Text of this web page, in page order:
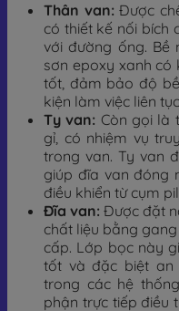
Thân van: Được
có thiết kế nối bích
với đường ống.
sơn epoxy xanh có
tốt, đảm bảo độ
kiện làm việc liên
Ty van: Còn gọi là
gỉ, có nhiệm vụ
trong van. Ty van
giúp đĩa van đóng
điều khiển từ cụm
Đĩa van: Được đặt
chất liệu bằng
cấp. Lớp bọc này
tốt và đặc biệt an
trong các hệ
phận trực tiếp điều